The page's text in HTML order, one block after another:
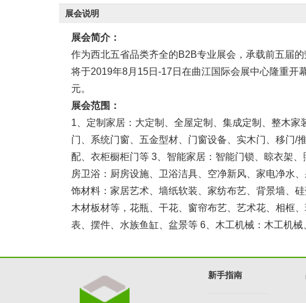
展会说明
展会简介：
作为西北五省品类齐全的B2B专业展会，承载前五届
将于2019年8月15日-17日在曲江国际会展中心隆重开
元。
展会范围：
1、定制家居：大定制、全屋定制、集成定制、整木家
门、系统门窗、五金型材、门窗设备、实木门、移门/
配、衣柜橱柜门等 3、智能家居：智能门锁、晾衣架
房卫浴：厨房设施、卫浴洁具、空净新风、家电净水
饰材料：家居艺术、墙纸软装、家纺布艺、背景墙、
木材板材等，花瓶、干花、窗帘布艺、艺术花、相框
表、摆件、水族鱼缸、盆景等 6、木工机械：木工机
新手指南